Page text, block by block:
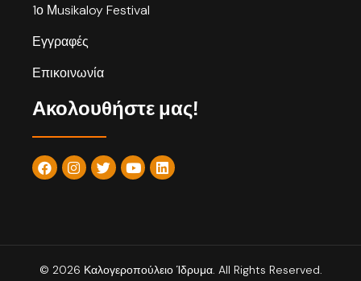
1ο Μusikaloy Festival
Εγγραφές
Επικοινωνία
Ακολουθήστε μας!
© 2026 Καλογεροπούλειο Ίδρυμα. All Rights Reserved.